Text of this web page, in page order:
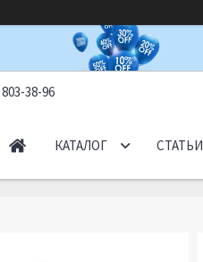
38-96
КАТАЛОГ СТАТЬИ